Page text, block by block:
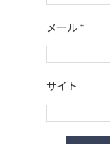
メール *
サイト